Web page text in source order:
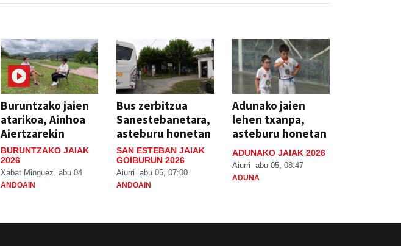
Buruntzako jaien
atarikoa, Ainhoa
Aiertzarekin
BURUNTZAKO JAIAK
2026
Xabat Minguez abu 04
ANDOAIN
Bus zerbitzua
Sanestebanetara,
asteburu honetan
SAN ESTEBAN JAIAK
GOIBURUN 2026
Aiurri abu 05, 07:00
ANDOAIN
Adunako jaien
lehen txanpa,
asteburu honetan
ADUNAKO JAIAK 2026
Aiurri abu 05, 08:47
ADUNA